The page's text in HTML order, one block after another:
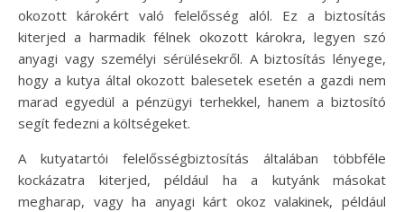
okozott károkért való felelősség alól. Ez a biztosítás
kiterjed a harmadik félnek okozott károkra, legyen szó
anyagi vagy személyi sérülésekről. A biztosítás lényege,
hogy a kutya által okozott balesetek esetén a gazdi nem
marad egyedül a pénzügyi terhekkel, hanem a biztosító
segít fedezni a költségeket.
A kutyatartói felelősségbiztosítás általában többféle
kockázatra kiterjed, például ha a kutyánk másokat
megharap, vagy ha anyagi kárt okoz valakinek, például